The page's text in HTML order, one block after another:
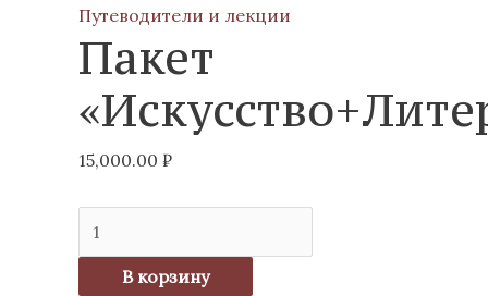
Путеводители и лекции
Пакет
15,000.00 ₽
товара
Пакет
«Искусство+Литература"
В корзину